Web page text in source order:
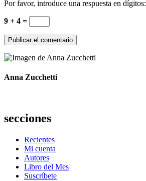
Por favor, introduce una respuesta en dígitos:
9 + 4 =
Anna Zucchetti
secciones
Recientes
Mi cuenta
Autores
Libro del Mes
Suscríbete